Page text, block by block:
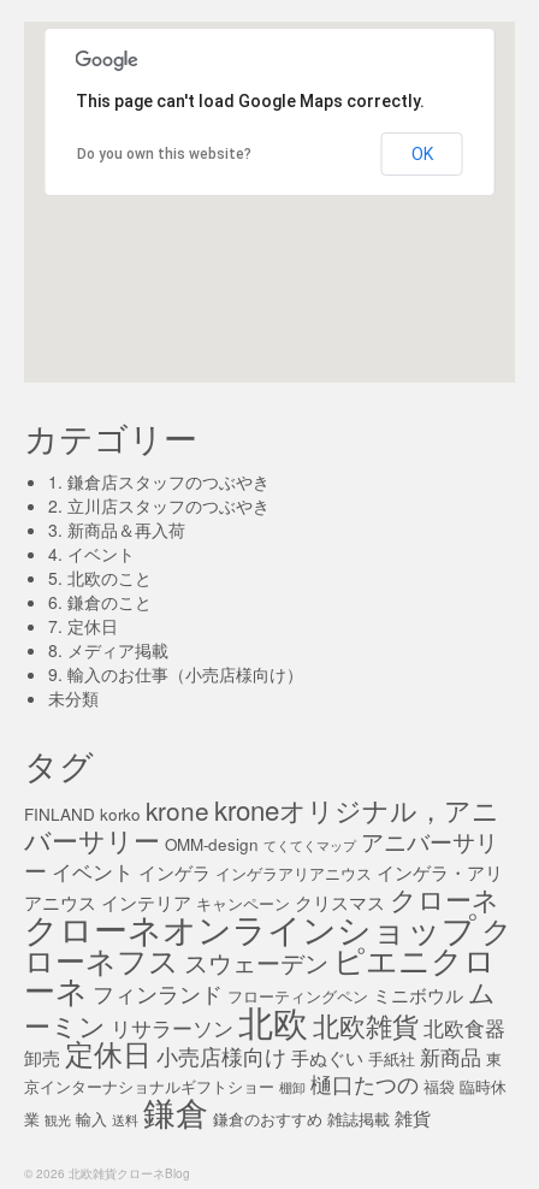
This page can't load Google Maps correctly.
Do you own this website? OK
カテゴリー
1. 鎌倉店スタッフのつぶやき
2. 立川店スタッフのつぶやき
3. 新商品＆再入荷
4. イベント
5. 北欧のこと
6. 鎌倉のこと
7. 定休日
8. メディア掲載
9. 輸入のお仕事（小売店様向け）
未分類
タグ
FINLAND korko krone kroneオリジナル，アニ
バーサリー OMM-design てくてくマップ アニバーサリ
ー イベント インゲラ インゲラアリアニウス インゲラ・アリ
アニウス インテリア キャンペーン クリスマス クローネ
クローネオンラインショップク
ローネフススウェーデン ピエニクロ
ーネ フィンランド フローティングペン ミニボウル ム
ーミン リサラーソン 北欧北欧雑貨北欧食器
卸売 定休日 小売店様向け 手ぬぐい 手紙社 新商品 東
京インターナショナルギフトショー 棚卸 樋口たつの 福袋 臨時休
業 観光 輸入 送料 鎌倉 鎌倉のおすすめ 雑誌掲載 雑貨
© 2026 北欧雑貨クローネBlog